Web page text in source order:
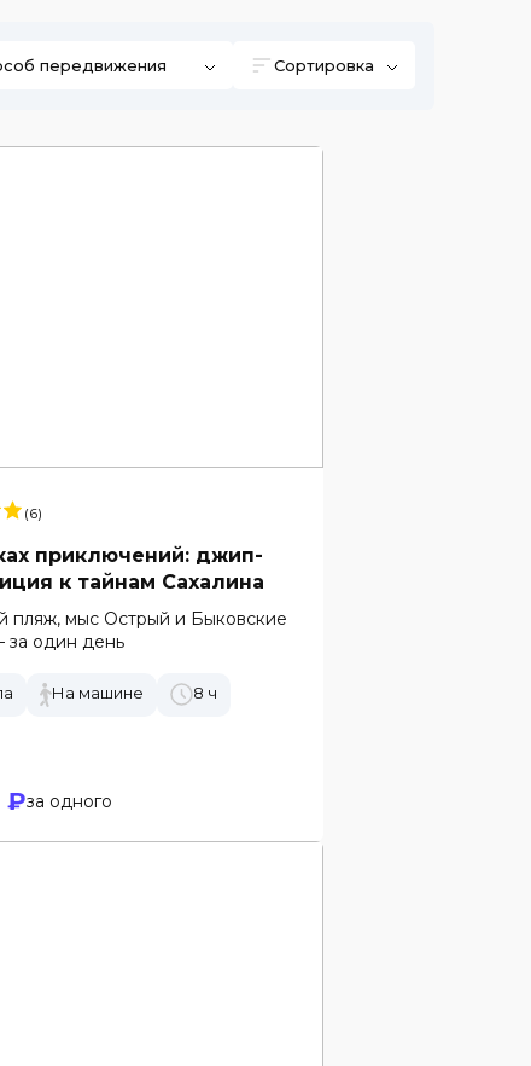
передвижения Сортировка
(6)
приключений: джип-
к тайнам Сахалина
пляж, мыс Острый и Быковские
за один день
На машине 8 ч
₽за одного